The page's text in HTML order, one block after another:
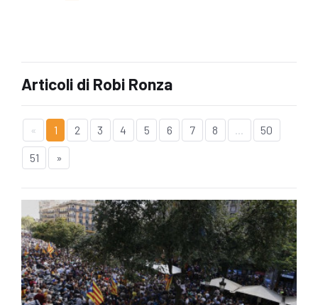
Articoli di Robi Ronza
« 1 2 3 4 5 6 7 8 50
51 »